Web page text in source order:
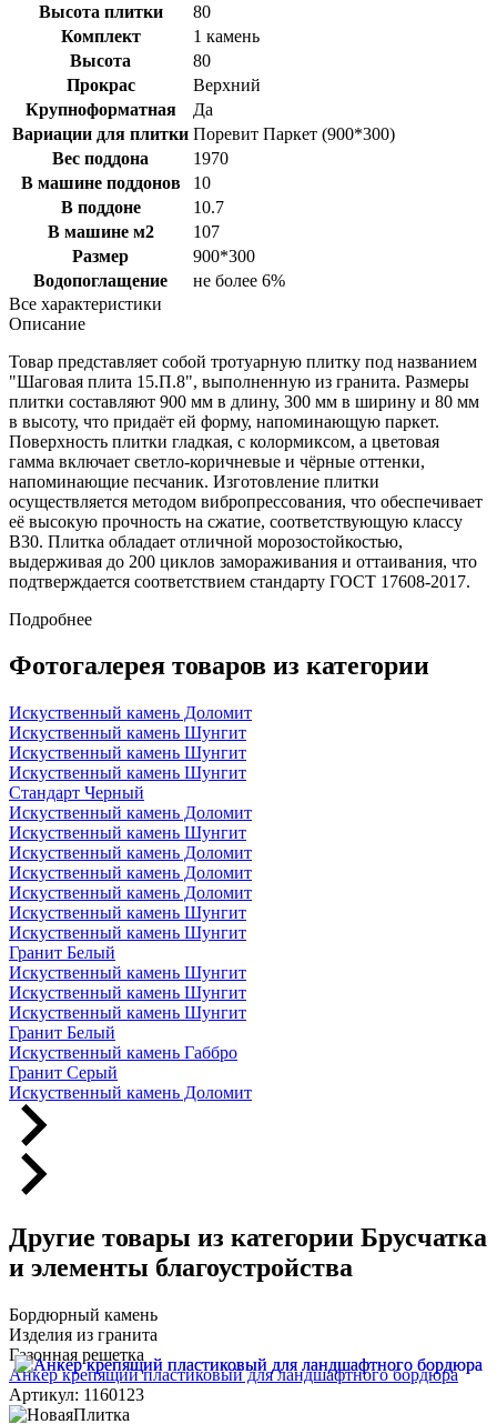
Высота плитки
80
Комплект
1 камень
Высота
80
Прокрас
Верхний
Крупноформатная
Да
Вариации для плитки Поревит Паркет (900*300)
Вес поддона
1970
В машине поддонов
10
В поддоне
10.7
В машине м2
107
Размер
900*300
Водопоглащение
не более 6%
Все характеристики
Описание
Товар представляет собой тротуарную плитку под названием
"Шаговая плита 15.П.8", выполненную из гранита. Размеры
плитки составляют 900 мм в длину, 300 мм в ширину и 80 мм
в высоту, что придаёт ей форму, напоминающую паркет.
Поверхность плитки гладкая, с колормиксом, а цветовая
гамма включает светло-коричневые и чёрные оттенки,
напоминающие песчаник. Изготовление плитки
осуществляется методом вибропрессования, что обеспечивает
её высокую прочность на сжатие, соответствующую классу
B30. Плитка обладает отличной морозостойкостью,
выдерживая до 200 циклов замораживания и оттаивания, что
подтверждается соответствием стандарту ГОСТ 17608-2017.
Подробнее
Фотогалерея товаров из категории
Искуственный камень Доломит
Искуственный камень Шунгит
Искуственный камень Шунгит
Искуственный камень Шунгит
Стандарт Черный
Искуственный камень Доломит
Искуственный камень Шунгит
Искуственный камень Доломит
Искуственный камень Доломит
Искуственный камень Доломит
Искуственный камень Шунгит
Искуственный камень Шунгит
Гранит Белый
Искуственный камень Шунгит
Искуственный камень Шунгит
Искуственный камень Шунгит
Гранит Белый
Искуственный камень Габбро
Гранит Серый
Искуственный камень Доломит
Другие товары из категории Брусчатка
и элементы благоустройства
Бордюрный камень
Изделия из гранита
Газонная решетка
Анкер крепящий пластиковый для ландшафтного бордюра
Артикул: 1160123